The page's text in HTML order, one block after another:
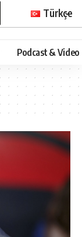
Türkçe
Podcast & Video